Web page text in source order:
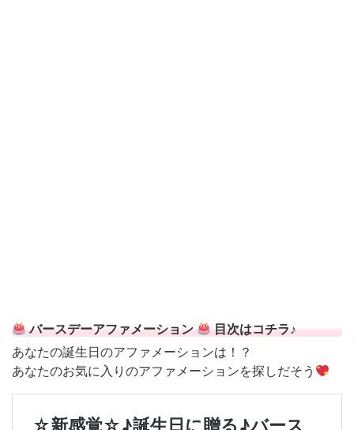
バースデーアファメーション
目次はコチラ♪
あなたの誕生日のアファメーションは！？
あなたのお気に入りのアファメーションを探しだそう